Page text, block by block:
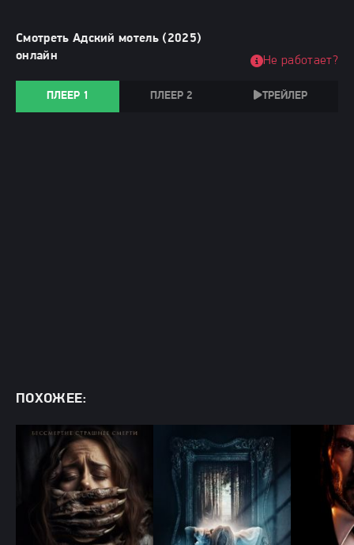
Смотреть Адский мотель (2025)
онлайн
ПЛЕЕР 1 ПЛЕЕР 2 ТРЕЙЛЕР
Не работает?
ПОХОЖЕЕ: